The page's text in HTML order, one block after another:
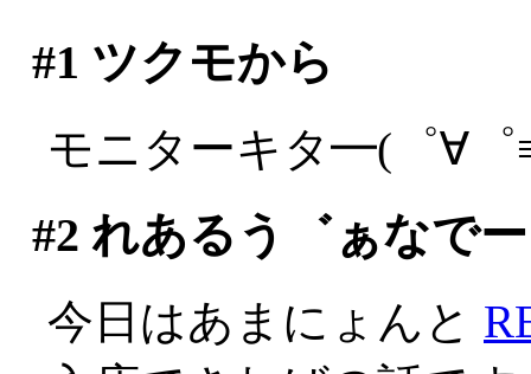
#1 ツクモから
モニターキタ━(゜∀
#2 れあるう゛ぁなで
今日はあまにょんと